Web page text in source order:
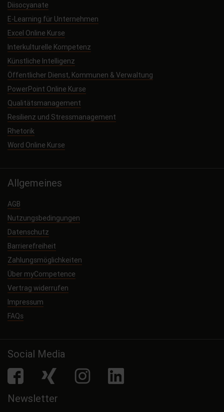
Diisocyanate
E-Learning für Unternehmen
Excel Online Kurse
Interkulturelle Kompetenz
Künstliche Intelligenz
Öffentlicher Dienst, Kommunen & Verwaltung
PowerPoint Online Kurse
Qualitätsmanagement
Resilienz und Stressmanagement
Rhetorik
Word Online Kurse
Allgemeines
AGB
Nutzungsbedingungen
Datenschutz
Barrierefreiheit
Zahlungsmöglichkeiten
Über myCompetence
Vertrag widerrufen
Impressum
FAQs
Social Media
facebook Xing Instagram LinkedIn
Newsletter